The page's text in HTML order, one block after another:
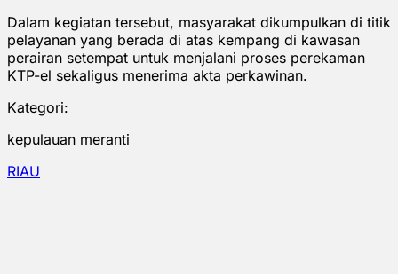
Dalam kegiatan tersebut, masyarakat dikumpulkan di titik
pelayanan yang berada di atas kempang di kawasan
perairan setempat untuk menjalani proses perekaman
KTP-el sekaligus menerima akta perkawinan.
Kategori:
kepulauan meranti
RIAU